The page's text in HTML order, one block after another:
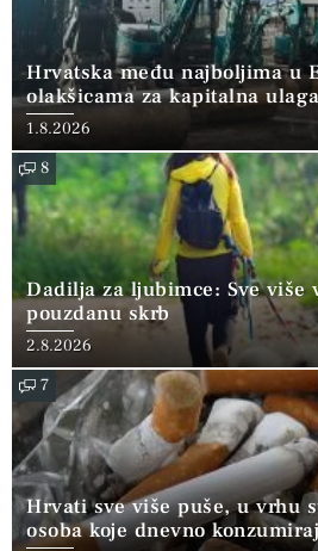
Hrvatska među najboljima u
olakšicama za kapitalna
1.8.2026
8
Dadilja za ljubimce: Sve više
pouzdanu skrb
2.8.2026
7
Hrvati sve više puše, u vrhu
osoba koje dnevno